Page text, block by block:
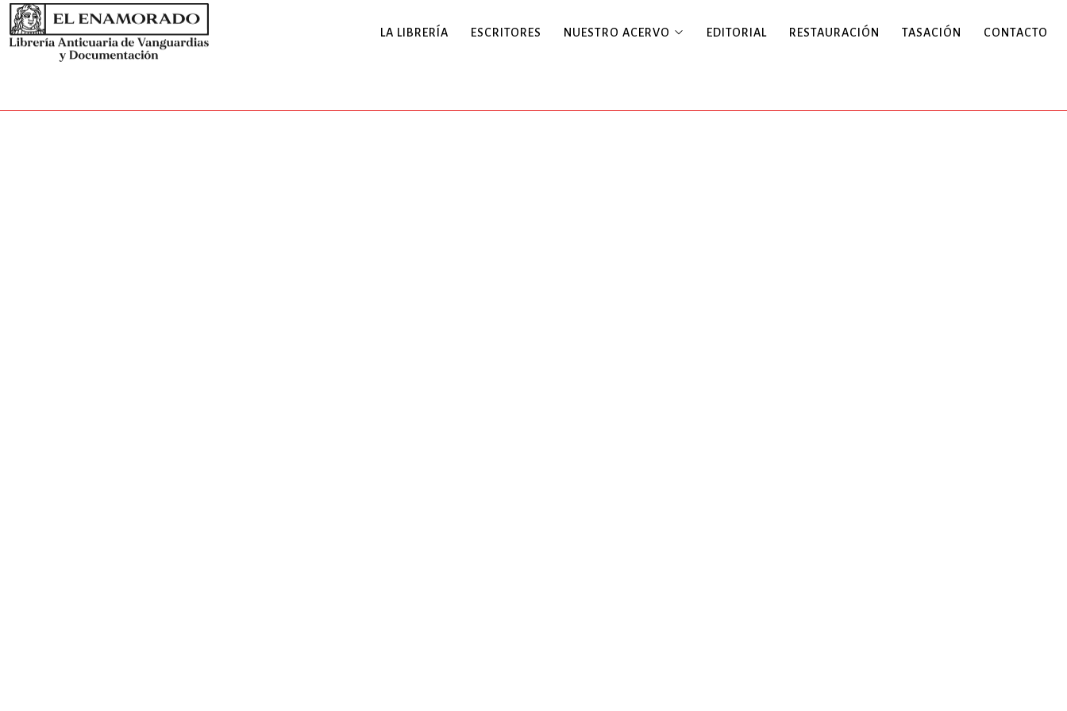
LA LIBRERÍA ESCRITORES NUESTRO ACERVO EDITORIAL RESTAURACIÓN TASACIÓN CONTACTO